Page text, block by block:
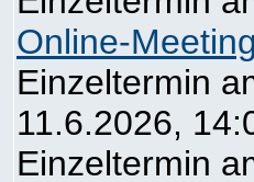
Online-
Einzeltermin
11.6.2026,
Einzeltermin